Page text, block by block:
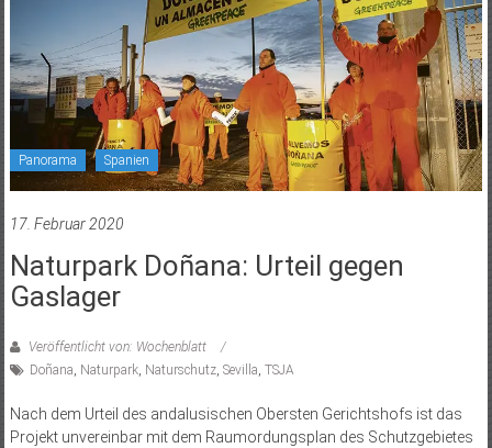
Panorama Spanien
17. Februar 2020
Naturpark Doñana: Urteil gegen
Gaslager
Veröffentlicht von: Wochenblatt
Doñana, Naturpark, Naturschutz, Sevilla, TSJA
Nach dem Urteil des andalusischen Obersten Gerichtshofs ist das
Projekt unvereinbar mit dem Raumordungsplan des Schutzgebietes